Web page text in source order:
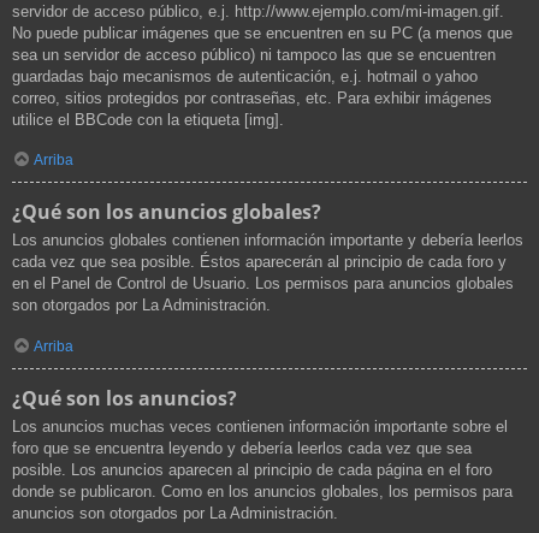
servidor de acceso público, e.j. http://www.ejemplo.com/mi-imagen.gif.
No puede publicar imágenes que se encuentren en su PC (a menos que
sea un servidor de acceso público) ni tampoco las que se encuentren
guardadas bajo mecanismos de autenticación, e.j. hotmail o yahoo
correo, sitios protegidos por contraseñas, etc. Para exhibir imágenes
utilice el BBCode con la etiqueta [img].
Arriba
¿Qué son los anuncios globales?
Los anuncios globales contienen información importante y debería leerlos
cada vez que sea posible. Éstos aparecerán al principio de cada foro y
en el Panel de Control de Usuario. Los permisos para anuncios globales
son otorgados por La Administración.
Arriba
¿Qué son los anuncios?
Los anuncios muchas veces contienen información importante sobre el
foro que se encuentra leyendo y debería leerlos cada vez que sea
posible. Los anuncios aparecen al principio de cada página en el foro
donde se publicaron. Como en los anuncios globales, los permisos para
anuncios son otorgados por La Administración.